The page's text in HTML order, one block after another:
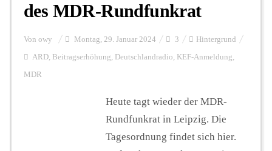
des MDR-Rundfunkrat
Von owy Montag, 29. Januar 2024 3 Hintergrund
ARD, Beitragserhöhung, Deutschlandradio, KEF-Anmeldung,
MDR
Heute tagt wieder der MDR-
Rundfunkrat in Leipzig. Die
Tagesordnung findet sich hier.